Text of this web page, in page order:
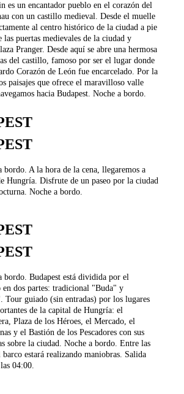
es un encantador pueblo en el corazón del
con un castillo medieval. Desde el muelle
al centro histórico de la ciudad a pie
las puertas medievales de la ciudad y
Pranger. Desde aquí se abre una hermosa
del castillo, famoso por ser el lugar donde
Corazón de León fue encarcelado. Por la
paisajes que ofrece el maravilloso valle
hacia Budapest. Noche a bordo.
bordo. A la hora de la cena, llegaremos a
Hungría. Disfrute de un paseo por la ciudad
Noche a bordo.
bordo. Budapest está dividida por el
en dos partes: tradicional "Buda" y
Tour guiado (sin entradas) por los lugares
de la capital de Hungría: el
Plaza de los Héroes, el Mercado, el
y el Bastión de los Pescadores con sus
sobre la ciudad. Noche a bordo. Entre las
estará realizando maniobras. Salida
04:00.